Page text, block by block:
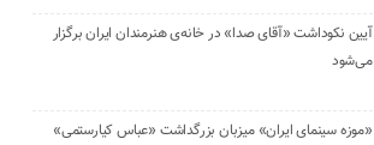
آیین نکوداشت «آقای صدا» در خانه‌ی هنرمندان ایران برگزار
می‌شود
«موزه سینمای ایران» میزبان بزرگداشت «عباس کیارستمی»